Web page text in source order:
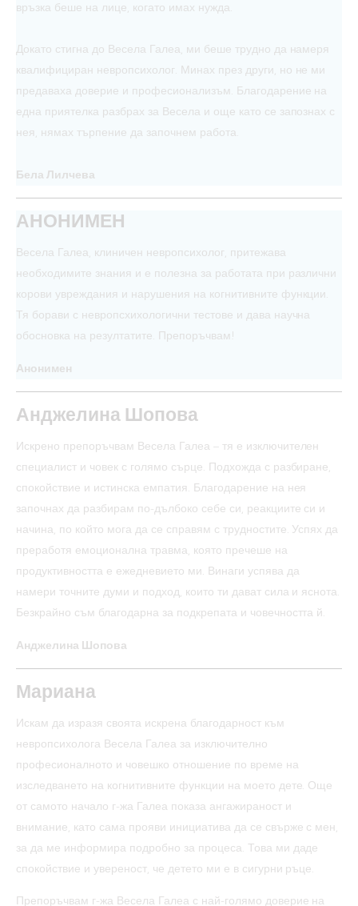
връзка беше на лице, когато имах нужда.
Докато стигна до Весела Галеа, ми беше трудно да намеря
квалифициран невропсихолог. Минах през други, но не ми
предаваха доверие и професионализъм. Благодарение на
една приятелка разбрах за Весела и още като се запознах с
нея, нямах търпение да започнем работа.
Бела Лилчева
АНОНИМЕН
Весела Галеа, клиничен невропсихолог, притежава
необходимите знания и е полезна за работата при различни
корови увреждания и нарушения на когнитивните функции.
Тя борави с невропсхихологични тестове и дава научна
обосновка на резултатите. Препоръчвам!
Анонимен
Анджелина Шопова
Искрено препоръчвам Весела Галеа – тя е изключителен
специалист и човек с голямо сърце. Подхожда с разбиране,
спокойствие и истинска емпатия. Благодарение на нея
започнах да разбирам по-дълбоко себе си, реакциите си и
начина, по който мога да се справям с трудностите. Успях да
преработя емоционална травма, която пречеше на
продуктивността е ежедневието ми. Винаги успява да
намери точните думи и подход, които ти дават сила и яснота.
Безкрайно съм благодарна за подкрепата и човечността й.
Анджелина Шопова
Мариана
Искам да изразя своята искрена благодарност към
невропсихолога Весела Галеа за изключително
професионалното и човешко отношение по време на
изследването на когнитивните функции на моето дете. Още
от самото начало г-жа Галеа показа ангажираност и
внимание, като сама прояви инициатива да се свърже с мен,
за да ме информира подробно за процеса. Това ми даде
спокойствие и увереност, че детето ми е в сигурни ръце.
Препоръчвам г-жа Весела Галеа с най-голямо доверие на